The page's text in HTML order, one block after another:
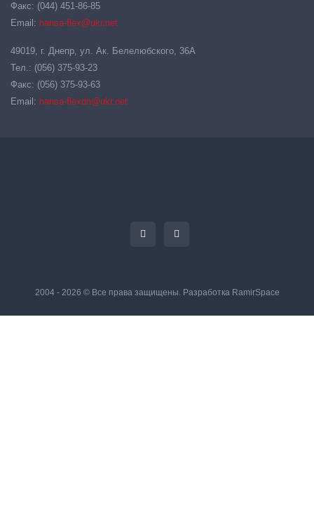
Факс: (044) 451-86-85
Email: hansa-flex@ukr.net
49019, г. Днепр, ул. Ак. Белелюбского, 36А
Тел.: (056) 375-93-23
Факс: (056) 375-93-63
Email: hansa-flexdn@ukr.net
2004 - 2026 © Все права защищены. Разработка RamirSpace